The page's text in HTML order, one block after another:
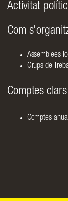
Activitat
Com
Assemblees
Grups de
Comptes clars
Comptes